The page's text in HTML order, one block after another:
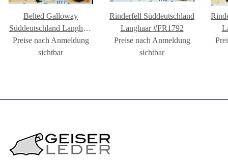
Belted Galloway
Süddeutschland Langhaar
#FR1777
Preise nach Anmeldung
sichtbar
Rinderfell Süddeutschland
Langhaar #FR1792
Preise nach Anmeldung
sichtbar